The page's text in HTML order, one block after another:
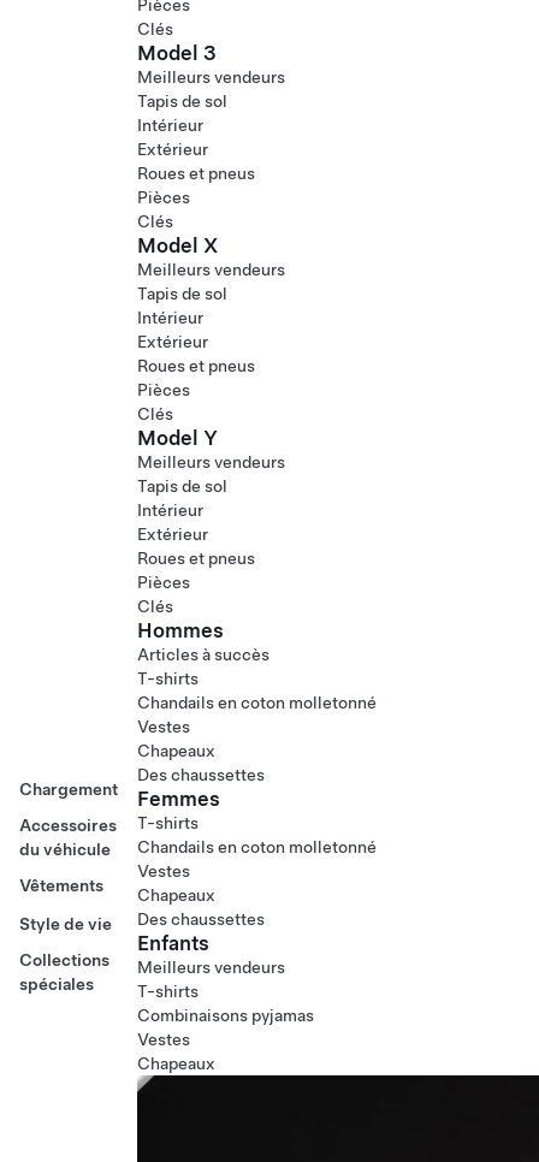
Chargement
Accessoires
du véhicule
Vêtements
Style de vie
Collections
spéciales
Pièces
Clés
Model 3
Meilleurs vendeurs
Tapis de sol
Intérieur
Extérieur
Roues et pneus
Pièces
Clés
Model X
Meilleurs vendeurs
Tapis de sol
Intérieur
Extérieur
Roues et pneus
Pièces
Clés
Model Y
Meilleurs vendeurs
Tapis de sol
Intérieur
Extérieur
Roues et pneus
Pièces
Clés
Hommes
Articles à succès
T-shirts
Chandails en coton molletonné
Vestes
Chapeaux
Des chaussettes
Femmes
T-shirts
Chandails en coton molletonné
Vestes
Chapeaux
Des chaussettes
Enfants
Meilleurs vendeurs
T-shirts
Combinaisons pyjamas
Vestes
Chapeaux